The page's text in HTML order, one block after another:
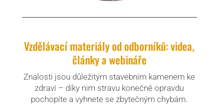
Vzdělávací materiály od odborníků: videa,
články a webináře
Znalosti jsou důležitým stavebním kamenem ke
zdraví – díky nim stravu konečně opravdu
pochopíte a vyhnete se zbytečným chybám.